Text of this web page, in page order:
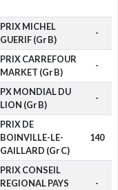
PRIX MICHEL
GUERIF (Gr B)
-
PRIX CARREFOUR
MARKET (Gr B)
-
PX MONDIAL DU
LION (Gr B)
-
PRIX DE
BOINVILLE-LE-
GAILLARD (Gr C)
140
PRIX CONSEIL
REGIONAL PAYS
-